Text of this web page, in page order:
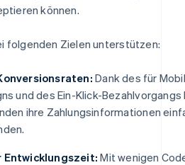
können.
folgenden Zielen unterstützen:
Dank des für
und des Ein-Klick-Bezahlvorgangs
ihre Zahlungsinformationen
Entwicklungszeit: Mit wenigen